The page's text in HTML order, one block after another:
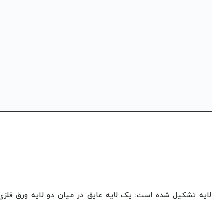
تشکیل شده است: یک لایه عایق در میان دو لایه ورق